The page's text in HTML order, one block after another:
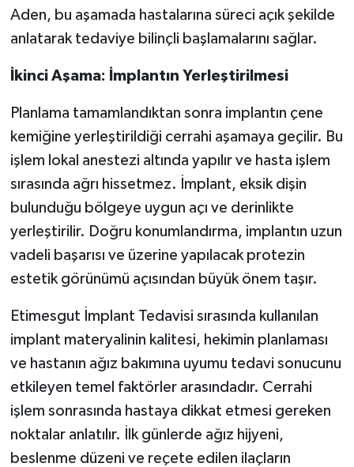
Aden, bu aşamada hastalarına süreci açık şekilde
anlatarak tedaviye bilinçli başlamalarını sağlar.
İkinci Aşama: İmplantın Yerleştirilmesi
Planlama tamamlandıktan sonra implantın çene
kemiğine yerleştirildiği cerrahi aşamaya geçilir. Bu
işlem lokal anestezi altında yapılır ve hasta işlem
sırasında ağrı hissetmez. İmplant, eksik dişin
bulunduğu bölgeye uygun açı ve derinlikte
yerleştirilir. Doğru konumlandırma, implantın uzun
vadeli başarısı ve üzerine yapılacak protezin
estetik görünümü açısından büyük önem taşır.
Etimesgut İmplant Tedavisi sırasında kullanılan
implant materyalinin kalitesi, hekimin planlaması
ve hastanın ağız bakımına uyumu tedavi sonucunu
etkileyen temel faktörler arasındadır. Cerrahi
işlem sonrasında hastaya dikkat etmesi gereken
noktalar anlatılır. İlk günlerde ağız hijyeni,
beslenme düzeni ve reçete edilen ilaçların